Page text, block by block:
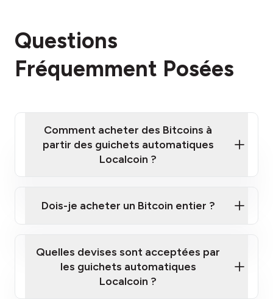
Questions
Fréquemment Posées
Comment acheter des Bitcoins à
partir des guichets automatiques
Localcoin ?
automatiques
guichet automatique Localcoin le plus
Dois-je acheter un Bitcoin entier ?
Quelles devises sont acceptées par
les guichets automatiques
Localcoin ?